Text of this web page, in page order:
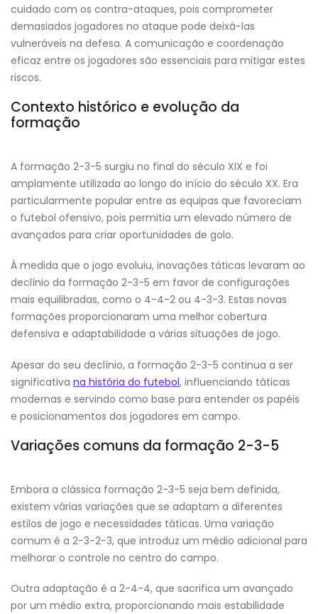
cuidado com os contra-ataques, pois comprometer
demasiados jogadores no ataque pode deixá-las
vulneráveis na defesa. A comunicação e coordenação
eficaz entre os jogadores são essenciais para mitigar estes
riscos.
Contexto histórico e evolução da
formação
A formação 2-3-5 surgiu no final do século XIX e foi
amplamente utilizada ao longo do início do século XX. Era
particularmente popular entre as equipas que favoreciam
o futebol ofensivo, pois permitia um elevado número de
avançados para criar oportunidades de golo.
À medida que o jogo evoluiu, inovações táticas levaram ao
declínio da formação 2-3-5 em favor de configurações
mais equilibradas, como o 4-4-2 ou 4-3-3. Estas novas
formações proporcionaram uma melhor cobertura
defensiva e adaptabilidade a várias situações de jogo.
Apesar do seu declínio, a formação 2-3-5 continua a ser
significativa na história do futebol, influenciando táticas
modernas e servindo como base para entender os papéis
e posicionamentos dos jogadores em campo.
Variações comuns da formação 2-3-5
Embora a clássica formação 2-3-5 seja bem definida,
existem várias variações que se adaptam a diferentes
estilos de jogo e necessidades táticas. Uma variação
comum é a 2-3-2-3, que introduz um médio adicional para
melhorar o controle no centro do campo.
Outra adaptação é a 2-4-4, que sacrifica um avançado
por um médio extra, proporcionando mais estabilidade